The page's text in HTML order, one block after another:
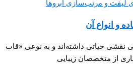
و انواع آن
نقشی حیاتی داشته‌اند و به نوعی «قاب
از متخصصان زیبایی